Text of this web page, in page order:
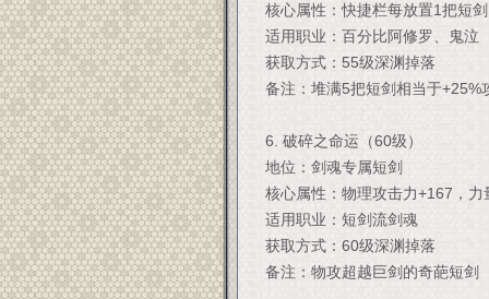
核心属性：快捷栏每放置1把短
适用职业：百分比阿修罗、鬼泣
获取方式：55级深渊掉落
备注：堆满5把短剑相当于+25%
6. 破碎之命运（60级）
地位：剑魂专属短剑
核心属性：物理攻击力+167，
适用职业：短剑流剑魂
获取方式：60级深渊掉落
备注：物攻超越巨剑的奇葩短剑